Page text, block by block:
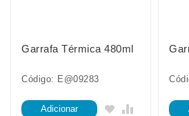
Garrafa Térmica 480ml
Código: E@09283
Adicionar